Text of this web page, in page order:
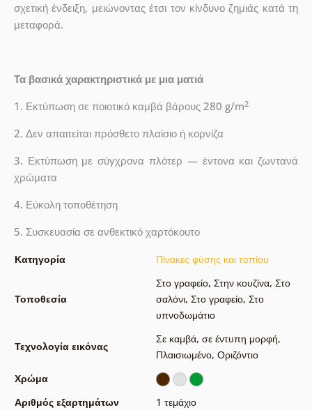
σχετική ένδειξη, μειώνοντας έτσι τον κίνδυνο ζημιάς κατά τη
μεταφορά.
Τα βασικά χαρακτηριστικά με μια ματιά
1. Εκτύπωση σε ποιοτικό καμβά βάρους 280 g/m2
2. Δεν απαιτείται πρόσθετο πλαίσιο ή κορνίζα
3. Εκτύπωση με σύγχρονα πλότερ — έντονα και ζωντανά
χρώματα
4. Εύκολη τοποθέτηση
5. Συσκευασία σε ανθεκτικό χαρτόκουτο
Κατηγορία Πίνακες φύσης και τοπίου
Τοποθεσία
Στο γραφείο, Στην κουζίνα, Στο
σαλόνι, Στο γραφείο, Στο
υπνοδωμάτιο
Τεχνολογία εικόνας
Σε καμβά, σε έντυπη μορφή,
Πλαισιωμένο, Οριζόντιο
Χρώμα
Αριθμός εξαρτημάτων
1 τεμάχιο